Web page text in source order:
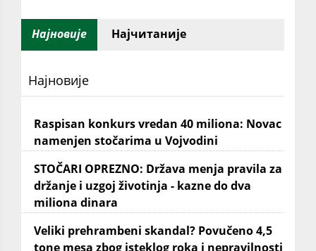
Најновије Најчитаније
Најновије
Raspisan konkurs vredan 40 miliona: Novac
namenjen stočarima u Vojvodini
STOČARI OPREZNO: Država menja pravila za
držanje i uzgoj životinja - kazne do dva
miliona dinara
Veliki prehrambeni skandal? Povučeno 4,5
tone mesa zbog isteklog roka i nepravilnosti